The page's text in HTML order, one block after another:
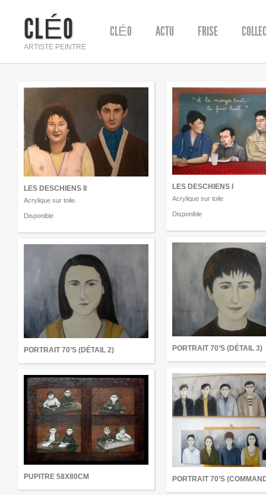
CLÉO
ARTISTE PEINTRE
CLÉO ACTU FRISE
LES DESCHIENS II
Acrylique sur toile.
Disponible
LES DESCHIENS I
Acrylique sur toile
Disponible
PORTRAIT 70’S (DÉTAIL 3)
PORTRAIT 70’S (DÉTAIL 2)
PORTRAIT 70’S
PUPITRE 58X80CM